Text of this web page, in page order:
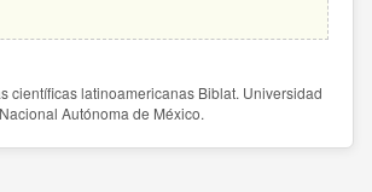
científicas latinoamericanas Biblat. Universidad
Nacional Autónoma de México.